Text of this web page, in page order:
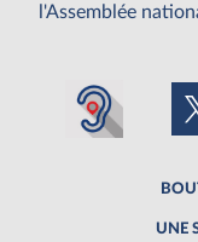
l'Assemblée
UNE